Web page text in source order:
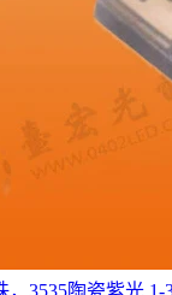
，3535陶瓷紫光 1-